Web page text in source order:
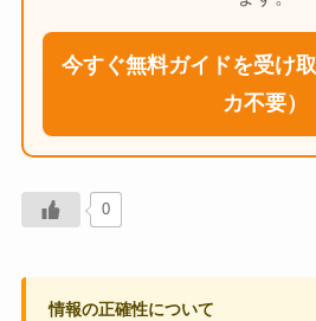
今すぐ無料ガイドを受け
カ不要）
0
情報の正確性について